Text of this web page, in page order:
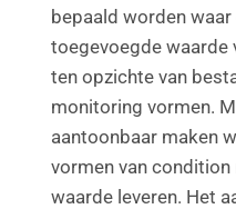
bepaald worden
toegevoegde waarde
ten opzichte van
monitoring vormen.
aantoonbaar maken
vormen van
waarde leveren. Het